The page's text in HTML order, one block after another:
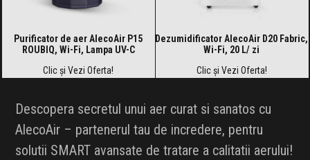
Purificator de aer AlecoAir P15
ROUBIQ, Wi-Fi, Lampa UV-C
Clic și Vezi Oferta!
Dezumidificator AlecoAir D20 Fabric,
Wi-Fi, 20 L/ zi
Clic și Vezi Oferta!
Descopera secretul unui aer curat si sanatos cu
AlecoAir – partenerul tau de incredere, pentru
solutii SMART avansate de tratare a calitatii aerului!